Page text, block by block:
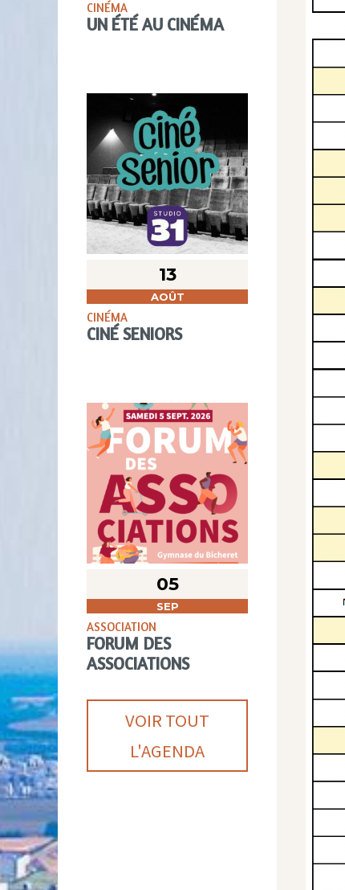
CINÉMA
UN ÉTÉ AU CINÉMA
13
AOÛT
CINÉMA
CINÉ SENIORS
05
SEP
ASSOCIATION
FORUM DES
ASSOCIATIONS
VOIR TOUT
L'AGENDA